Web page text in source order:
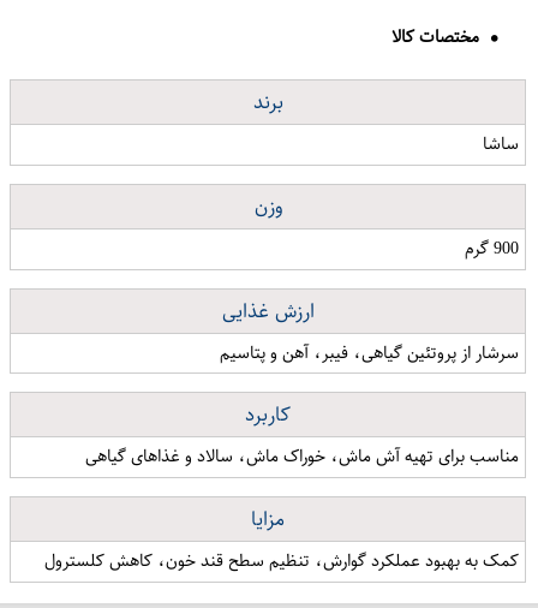
مختصات کالا
برند
ساشا
وزن
900 گرم
ارزش غذایی
سرشار از پروتئین گیاهی، فیبر، آهن و پتاسیم
کاربرد
مناسب برای تهیه آش ماش، خوراک ماش، سالاد و غذاهای گیاهی
مزایا
کمک به بهبود عملکرد گوارش، تنظیم سطح قند خون، کاهش کلسترول